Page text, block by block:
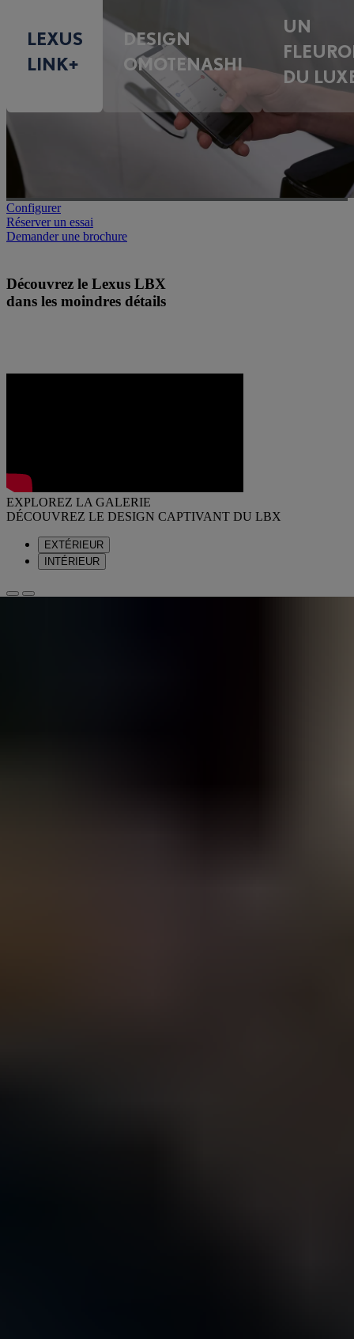
LEXUS
LINK+
DESIGN
OMOTENASHI
UN
DU
Configurer
Réserver un essai
Demander une brochure
Découvrez le Lexus LBX
dans les moindres détails
EXPLOREZ LA GALERIE
DÉCOUVREZ LE DESIGN CAPTIVANT DU LBX
EXTÉRIEUR
INTÉRIEUR